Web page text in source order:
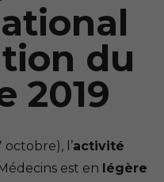
du
2019
octobre), l’activité
est en légère